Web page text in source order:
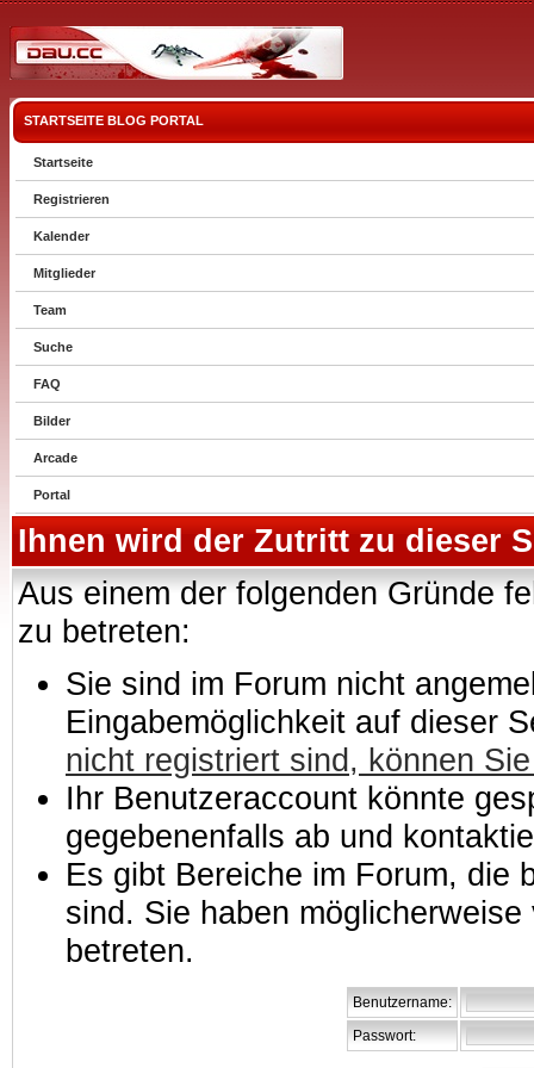
STARTSEITE BLOG PORTAL
Startseite
Registrieren
Kalender
Mitglieder
Team
Suche
FAQ
Bilder
Arcade
Portal
Ihnen wird der Zutritt zu dieser
Aus einem der folgenden Gründe
zu betreten:
Sie sind im Forum nicht
Eingabemöglichkeit auf dieser
nicht registriert sind, können
Ihr Benutzeraccount könnte
gegebenenfalls ab und
Es gibt Bereiche im Forum, die
sind. Sie haben
betreten.
Benutzername:
Passwort: